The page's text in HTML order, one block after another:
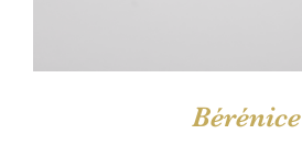
Bérénice